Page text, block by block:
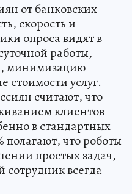
от банковских
скорость и
опроса видят в
работы,
минимизацию
услуг.
считают, что
клиентов
в стандартных
полагают, что роботы
простых задач,
сотрудник всегда